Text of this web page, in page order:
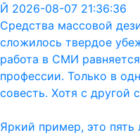
Й 2026-08-07 21:36:36
Средства массовой
сложилось твердое
работа в СМИ
профессии. Только в
совесть. Хотя с другой
Яркий пример, это пять